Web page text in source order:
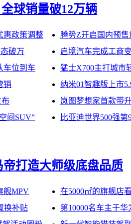
球销量破12万辆
惠政策调整
腾势Z开启国内预
破万
启境汽车完成工商
车位到车
猛士X700主打城市
销
纳米01智趣版上市
岚图梦想家首款带
间SUV”
比亚迪世界500强第
打造大师级底盘品质
舰MPV
在5000㎡的旗舰店
换补贴
第10000名车主于华